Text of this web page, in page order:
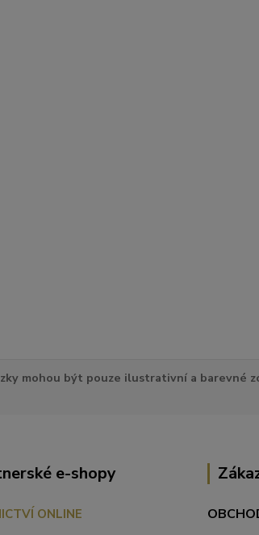
mohou být pouze ilustrativní a barevné
e-shopy
ONLINE